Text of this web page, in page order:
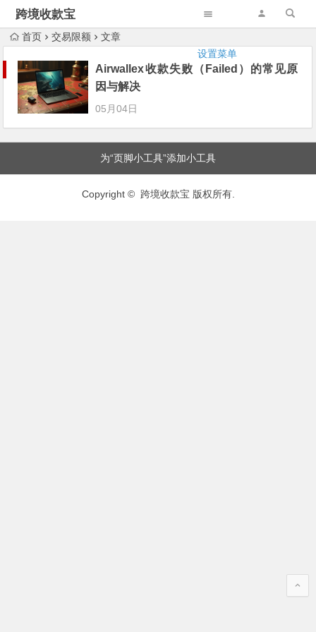
跨境收款宝
设置菜单
首页 交易限额 文章
Airwallex收款失败（Failed）的常见原
因与解决
05月04日
为“页脚小工具”添加小工具
Copyright © 跨境收款宝 版权所有.